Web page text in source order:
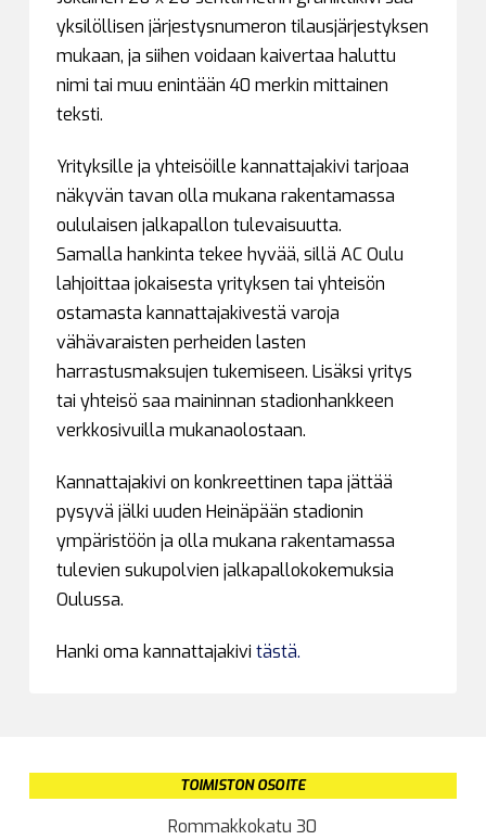
yksilöllisen järjestysnumeron tilausjärjestyksen
mukaan, ja siihen voidaan kaivertaa haluttu
nimi tai muu enintään 40 merkin mittainen
teksti.
Yrityksille ja yhteisöille kannattajakivi tarjoaa
näkyvän tavan olla mukana rakentamassa
oululaisen jalkapallon tulevaisuutta.
Samalla hankinta tekee hyvää, sillä AC Oulu
lahjoittaa jokaisesta yrityksen tai yhteisön
ostamasta kannattajakivestä varoja
vähävaraisten perheiden lasten
harrastusmaksujen tukemiseen. Lisäksi yritys
tai yhteisö saa maininnan stadionhankkeen
verkkosivuilla mukanaolostaan.
Kannattajakivi on konkreettinen tapa jättää
pysyvä jälki uuden Heinäpään stadionin
ympäristöön ja olla mukana rakentamassa
tulevien sukupolvien jalkapallokokemuksia
Oulussa.
Hanki oma kannattajakivi tästä.
TOIMISTON OSOITE
Rommakkokatu 30